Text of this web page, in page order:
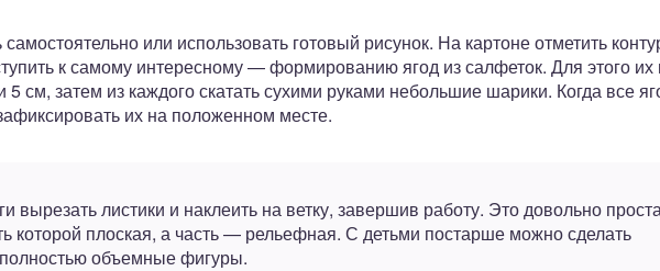
или использовать готовый рисунок. На картоне отметить
к самому интересному — формированию ягод из салфеток. Для этого
см, затем из каждого скатать сухими руками небольшие шарики. Когда все
их на положенном месте.
вырезать листики и наклеить на ветку, завершив работу. Это довольно
которой плоская, а часть — рельефная. С детьми постарше можно сделать
объемные фигуры.